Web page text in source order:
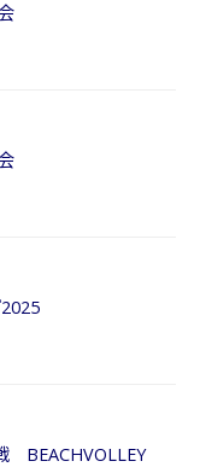
BEACHVOLLEY